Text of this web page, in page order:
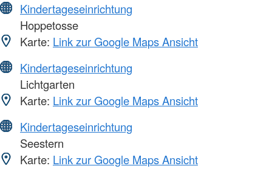
Kindertageseinrichtung
Hoppetosse
Karte: Link zur Google Maps Ansicht
Kindertageseinrichtung
Lichtgarten
Karte: Link zur Google Maps Ansicht
Kindertageseinrichtung
Seestern
Karte: Link zur Google Maps Ansicht